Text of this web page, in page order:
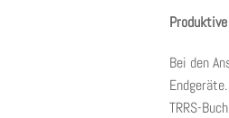
Bei den
TRRS-